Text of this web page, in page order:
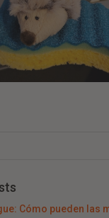
Cómo pueden las